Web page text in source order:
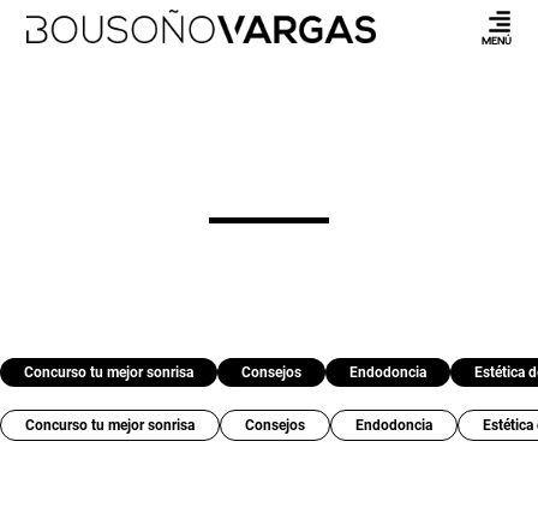
MENÚ
Concurso tu mejor sonrisa Consejos Endodoncia Estética
Concurso tu mejor sonrisa Consejos Endodoncia Estética